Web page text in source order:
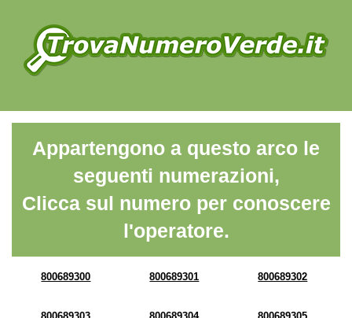
Appartengono a questo arco le
seguenti numerazioni,
Clicca sul numero per conoscere
l'operatore.
800689300 800689301 800689302